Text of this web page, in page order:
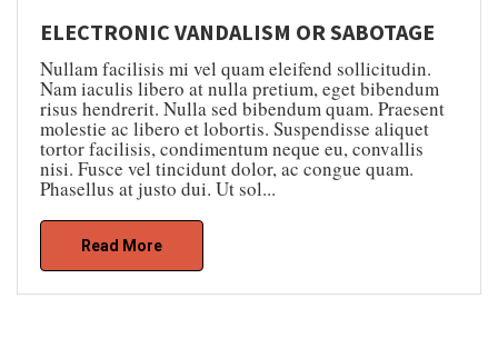
ELECTRONIC VANDALISM OR SABOTAGE
Nullam facilisis mi vel quam eleifend sollicitudin.
Nam iaculis libero at nulla pretium, eget bibendum
risus hendrerit. Nulla sed bibendum quam. Praesent
molestie ac libero et lobortis. Suspendisse aliquet
tortor facilisis, condimentum neque eu, convallis
nisi. Fusce vel tincidunt dolor, ac congue quam.
Phasellus at justo dui. Ut sol...
Read More